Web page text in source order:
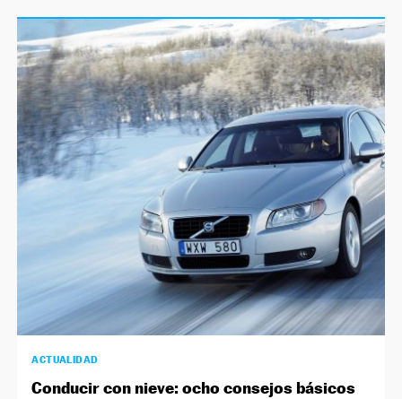
ACTUALIDAD
Conducir con nieve: ocho consejos básicos